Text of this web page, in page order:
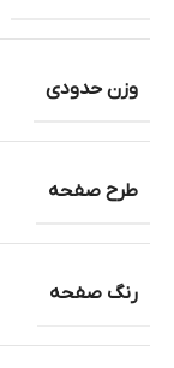
وزن حدودی
طرح صفحه
رنگ صفحه